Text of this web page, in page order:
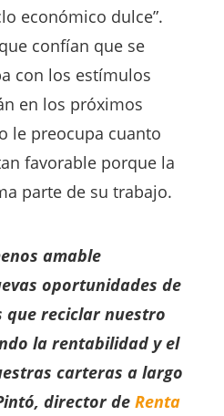
económico dulce”.
confían que se
con los estímulos
en los próximos
le preocupa cuanto
favorable porque la
parte de su trabajo.
amable
oportunidades de
que reciclar nuestro
la rentabilidad y el
carteras a largo
director de Renta